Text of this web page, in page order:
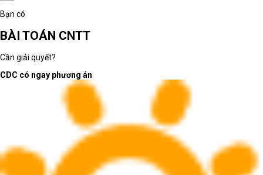
Bạn có
BÀI TOÁN CNTT
Cần giải quyết?
CDC có ngay phương án